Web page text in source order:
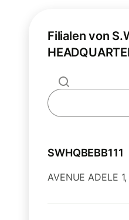
Filialen von
SWHQBEBB111
AVENUE ADELE